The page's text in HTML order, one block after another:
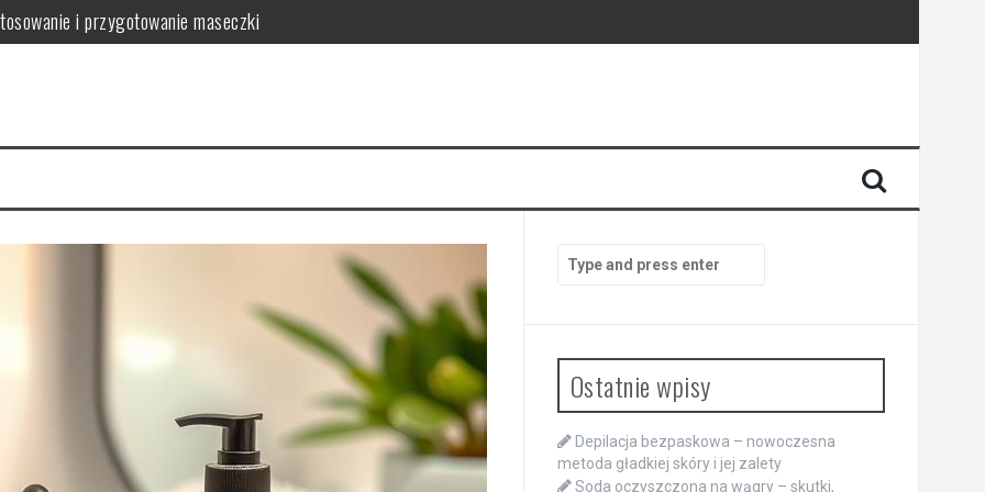
i przygotowanie maseczki
sposoby na redukcję
personalizacja i ekologia w jednym
uszkodzeń?
for:
Ostatnie wpisy
Depilacja bezpaskowa – nowoczesna
metoda gładkiej skóry i jej zalety
Soda oczyszczona na wągry – skutki,